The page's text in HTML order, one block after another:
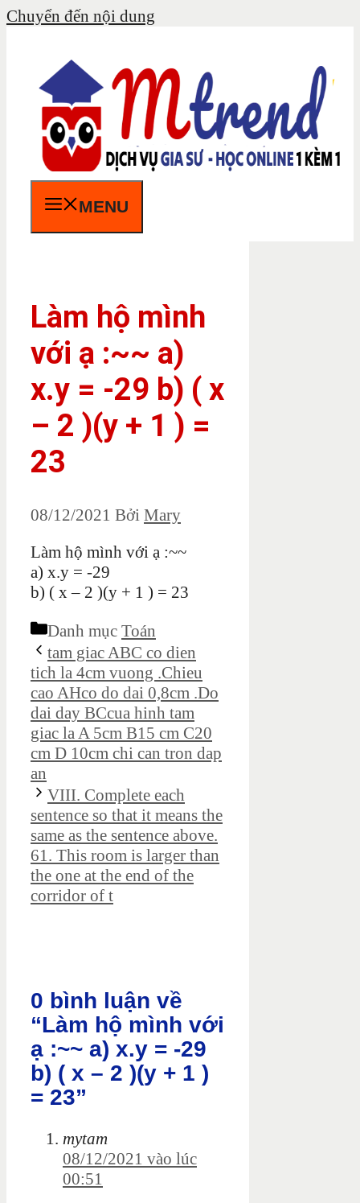
Chuyển đến nội dung
MENU
Làm hộ mình
với ạ :~~ a)
x.y = -29 b) ( x
– 2 )(y + 1 ) =
23
08/12/2021 Bởi Mary
Làm hộ mình với ạ :~~
a) x.y = -29
b) ( x – 2 )(y + 1 ) = 23
Danh mục Toán
tam giac ABC co dien
tich la 4cm vuong .Chieu
cao AHco do dai 0,8cm .Do
dai day BCcua hinh tam
giac la A 5cm B15 cm C20
cm D 10cm chi can tron dap
an
VIII. Complete each
sentence so that it means the
same as the sentence above.
61. This room is larger than
the one at the end of the
corridor of t
0 bình luận về
“Làm hộ mình với
ạ :~~ a) x.y = -29
b) ( x – 2 )(y + 1 )
= 23”
mytam
08/12/2021 vào lúc
00:51